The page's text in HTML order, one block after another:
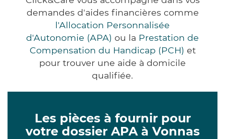
demandes d'aides financières comme
l'Allocation Personnalisée
d'Autonomie (APA) ou la Prestation de
Compensation du Handicap (PCH) et
pour trouver une aide à domicile
qualifiée.
Les pièces à fournir pour
votre dossier APA à Vonnas